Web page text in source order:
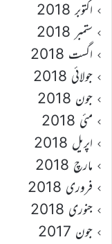
اکتوبر 2018
ستمبر 2018
اگست 2018
جولائی 2018
جون 2018
مئی 2018
اپریل 2018
مارچ 2018
فروری 2018
جنوری 2018
جون 2017